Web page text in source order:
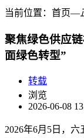
当前位置： 首页―
聚焦绿色供应
面绿色转型”
转载
浏览
2026-06-08
2026年6月5日，